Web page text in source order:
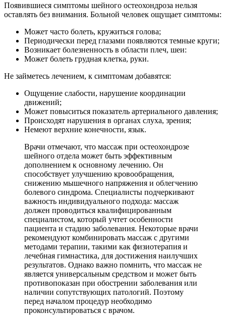
Появившиеся симптомы шейного остеохондроза нельзя
оставлять без внимания. Больной человек ощущает симптомы:
Может часто болеть, кружиться голова;
Периодически перед глазами появляются темные круги;
Возникает болезненность в области плеч, шеи:
Может болеть грудная клетка, руки.
Не займетесь лечением, к симптомам добавятся:
Ощущение слабости, нарушение координации
движений;
Может повыситься показатель артериального давления;
Происходят нарушения в органах слуха, зрения;
Немеют верхние конечности, язык.
Врачи отмечают, что массаж при остеохондрозе
шейного отдела может быть эффективным
дополнением к основному лечению. Он
способствует улучшению кровообращения,
снижению мышечного напряжения и облегчению
болевого синдрома. Специалисты подчеркивают
важность индивидуального подхода: массаж
должен проводиться квалифицированным
специалистом, который учтет особенности
пациента и стадию заболевания. Некоторые врачи
рекомендуют комбинировать массаж с другими
методами терапии, такими как физиотерапия и
лечебная гимнастика, для достижения наилучших
результатов. Однако важно помнить, что массаж не
является универсальным средством и может быть
противопоказан при обострении заболевания или
наличии сопутствующих патологий. Поэтому
перед началом процедур необходимо
проконсультироваться с врачом.